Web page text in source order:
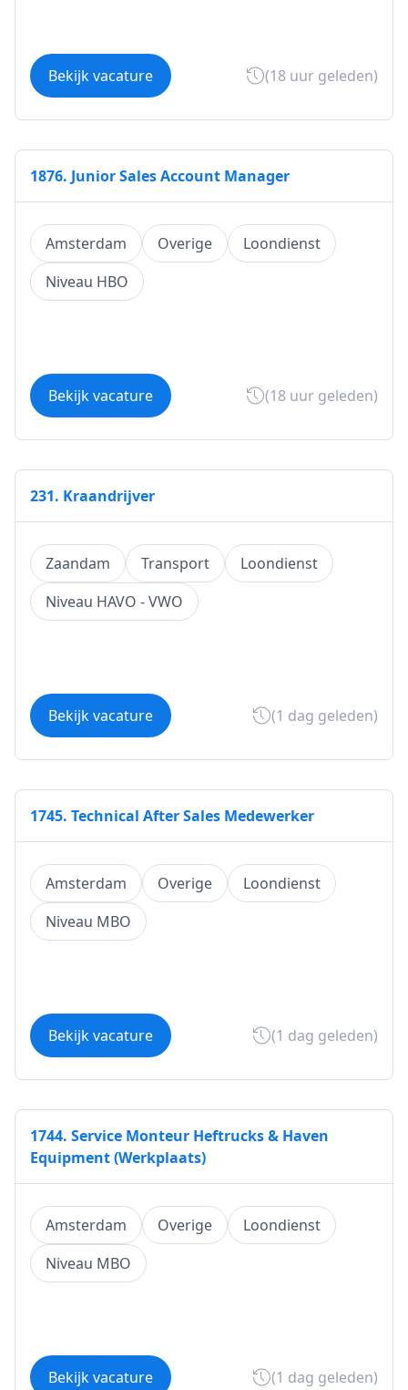
Bekijk vacature (18 uur geleden)
1876. Junior Sales Account Manager
Amsterdam Overige
Loondienst
Niveau HBO
Bekijk vacature (18 uur geleden)
231. Kraandrijver
Zaandam Transport
Loondienst
Niveau HAVO - VWO
Bekijk vacature (1 dag geleden)
1745. Technical After Sales Medewerker
Amsterdam Overige
Loondienst
Niveau MBO
Bekijk vacature (1 dag geleden)
1744. Service Monteur Heftrucks & Haven
Equipment (Werkplaats)
Amsterdam Overige
Loondienst
Niveau MBO
Bekijk vacature (1 dag geleden)